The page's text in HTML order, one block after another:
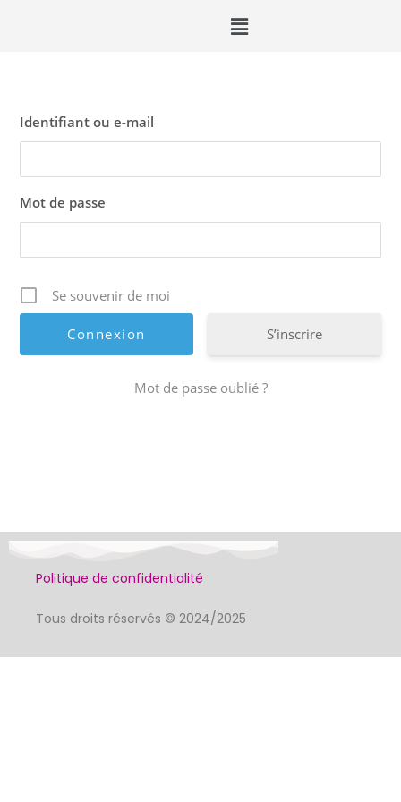
Identifiant ou e-mail
Mot de passe
Se souvenir de moi
S’inscrire
Mot de passe oublié ?
Politique de confidentialité
Tous droits réservés © 2024/2025